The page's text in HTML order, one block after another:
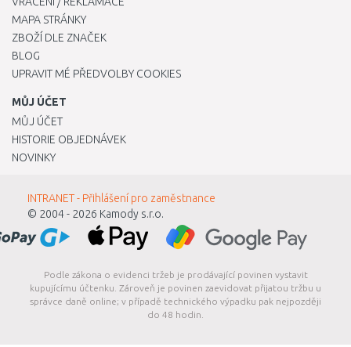
MAPA STRÁNKY
ZBOŽÍ DLE ZNAČEK
BLOG
UPRAVIT MÉ PŘEDVOLBY COOKIES
MŮJ ÚČET
MŮJ ÚČET
HISTORIE OBJEDNÁVEK
NOVINKY
INTRANET - Přihlášení pro zaměstnance
© 2004 - 2026 Kamody s.r.o.
Podle zákona o evidenci tržeb je prodávající povinen vystavit
kupujícímu účtenku. Zároveň je povinen zaevidovat přijatou tržbu u
správce daně online; v případě technického výpadku pak nejpozději
do 48 hodin.